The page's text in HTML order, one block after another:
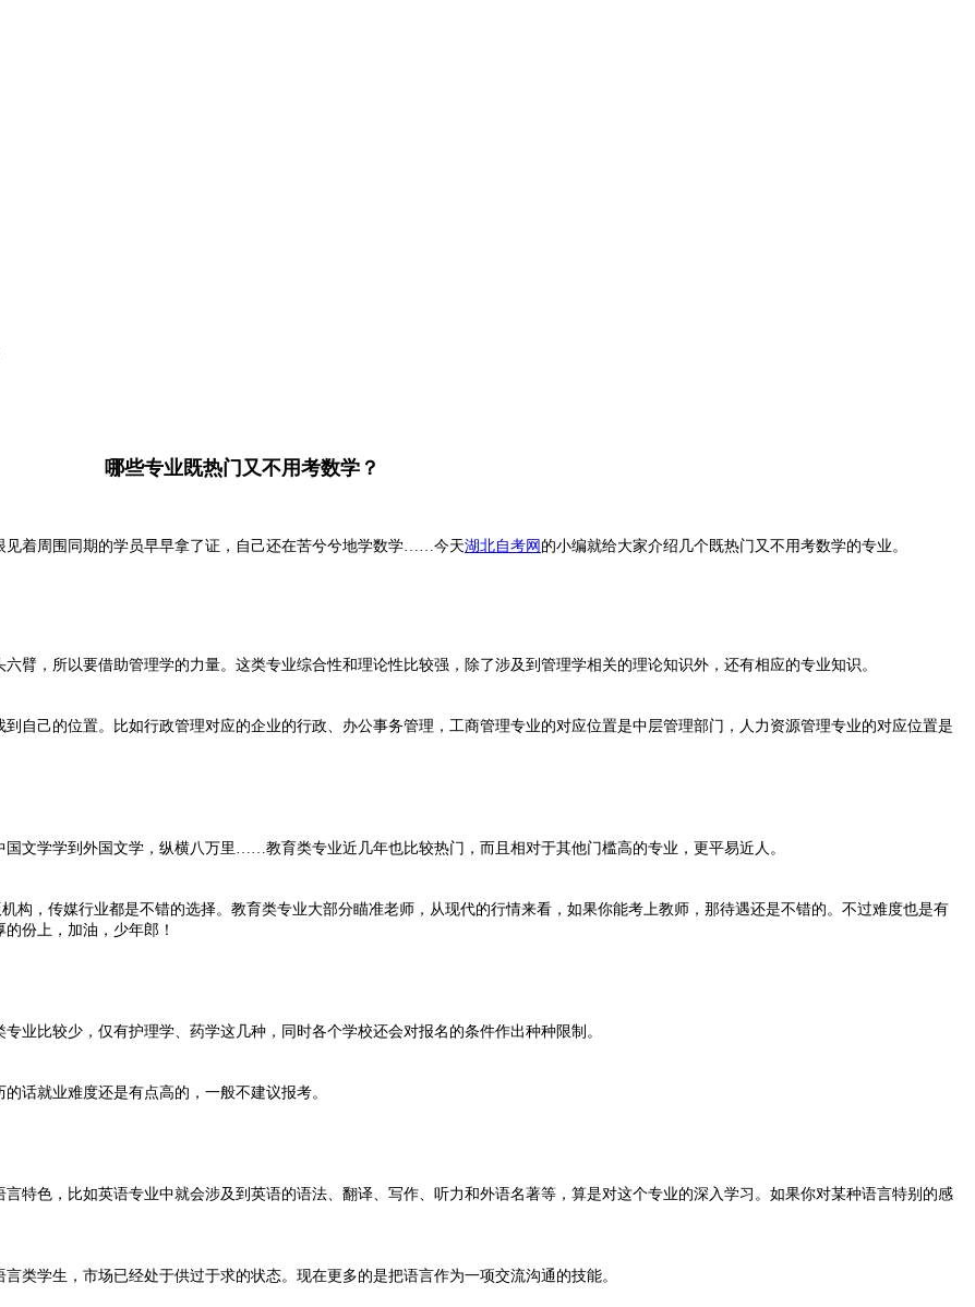
哪些专业既热门又不用考数学？
见着周围同期的学员早早拿了证，自己还在苦兮兮地学数学……今天湖北自考网 的小编就给大家介绍几个既热门又不用考数学的专业。
臂，所以要借助管理学的力量。这类专业综合性和理论性比较强，除了涉及到管理学相关的理论知识外，还有相应的专业知识。
自己的位置。比如行政管理对应的企业的行政、办公事务管理，工商管理专业的对应位置是中层管理部门，人力资源管理专业的对应位置是
文学学到外国文学，纵横八万里……教育类专业近几年也比较热门，而且相对于其他门槛高的专业，更平易近人。
构，传媒行业都是不错的选择。教育类专业大部分瞄准老师，从现代的行情来看，如果你能考上教师，那待遇还是不错的。不过难度也是有
份上，加油，少年郎！
业比较少，仅有护理学、药学这几种，同时各个学校还会对报名的条件作出种种限制。
话就业难度还是有点高的，一般不建议报考。
特色，比如英语专业中就会涉及到英语的语法、翻译、写作、听力和外语名著等，算是对这个专业的深入学习。如果你对某种语言特别的感
类学生，市场已经处于供过于求的状态。现在更多的是把语言作为一项交流沟通的技能。